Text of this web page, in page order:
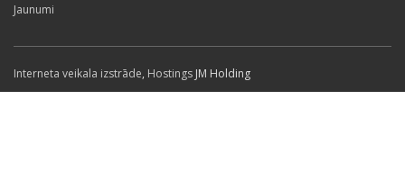
Jaunumi
Interneta veikala izstrāde, Hostings JM Holding